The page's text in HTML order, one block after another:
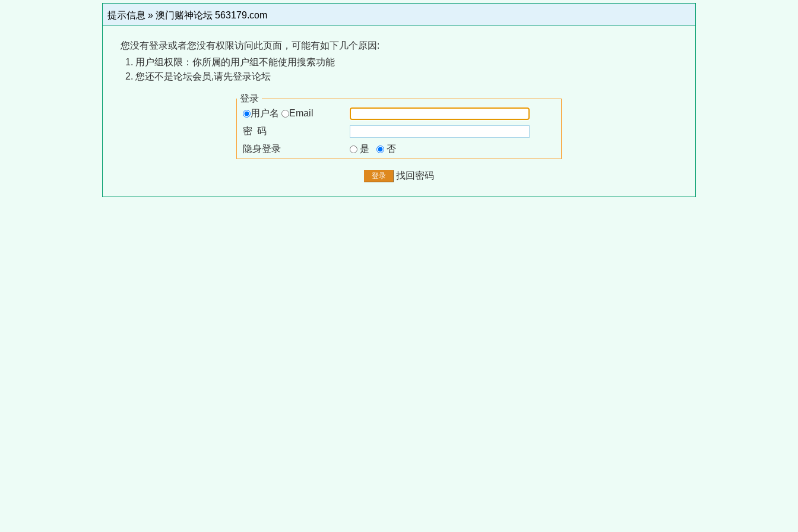
提示信息 » 澳门赌神论坛 563179.com
您没有登录或者您没有权限访问此页面，可能有如下几个原因:
用户组权限：你所属的用户组不能使用搜索功能
您还不是论坛会员,请先登录论坛
登录
用户名
Email
密 码
隐身登录
是 否
找回密码